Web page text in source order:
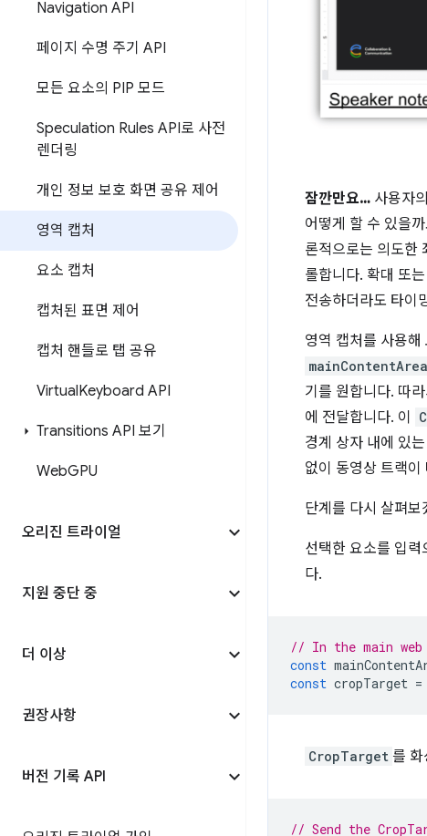
Navigation API
페이지 수명 주기 API
모든 요소의 PIP 모드
Speculation Rules API로 사전
렌더링
개인 정보 보호 화면 공유 제어
영역 캡처
요소 캡처
캡처된 표면 제어
캡처 핸들로 탭 공유
VirtualKeyboard API
Transitions API 보기
WebGPU
오리진 트라이얼
지원 중단 중
더 이상
권장사항
버전 기록 API
잠깐만요… 사용자
어떻게 할 수 있을
론적으로는 의도한
롤합니다. 확대 또
전송하더라도 타이
영역 캡처를 사용
mainContentArea
기를 원합니다. 따라
에 전달합니다. 이
경계 상자 내에 있
없이 동영상 트랙이
단계를 다시 살펴보
선택한 요소를 입력
다.
// In the main web
const
const cropTarget =
CropTarget 를 화
// Send the